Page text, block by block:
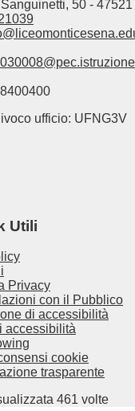
50 -
ufficio: UFNG3V
Utili
Privacy
con il Pubblico
di accessibilità
accessibilità
cookie
trasparente
461 volte